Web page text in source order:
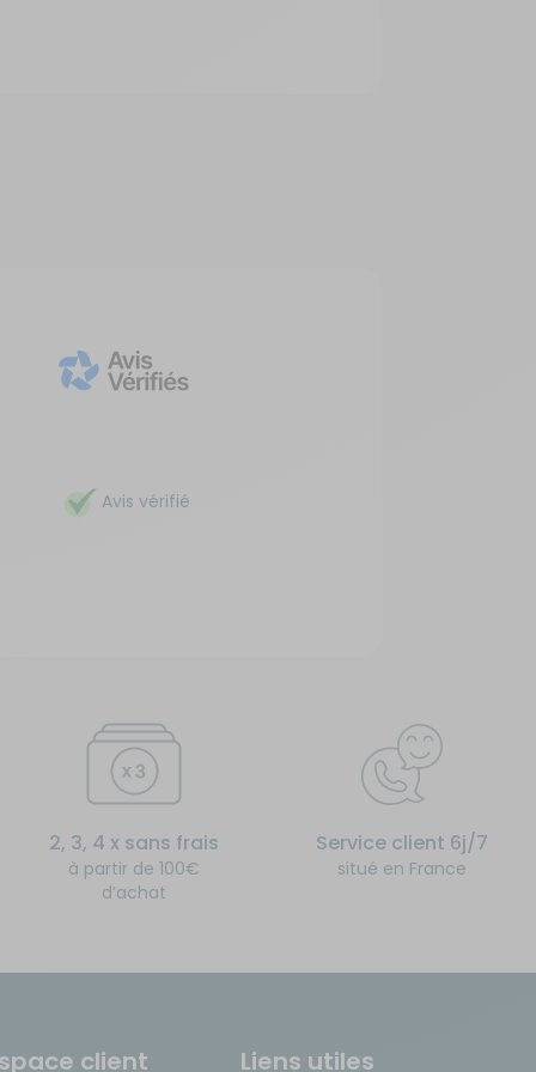
Avis vérifié
2, 3, 4 x sans frais
à partir de 100€
d’achat
Service client 6j/7
situé en France
client Liens utiles